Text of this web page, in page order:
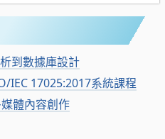
到數據庫設計
IEC 17025:2017系統課程
體內容創作